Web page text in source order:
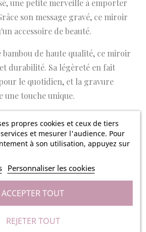
propres cookies et ceux de tiers
et mesurer l'audience. Pour
à son utilisation, appuyez sur
Personnaliser les cookies
REJETER TOUT
ACCEPTER TOUT
une petite merveille à emporter
son message gravé, ce miroir
accessoire de beauté.
de haute qualité, ce miroir
durabilité. Sa légèreté en fait
le quotidien, et la gravure
une touche unique.
inspirante, un mot qui vous tient à
Créez un miroir qui vous
le en cadeau pour marquer une
personnalisé dans votre sac à
main. Parfait pour les retouches de